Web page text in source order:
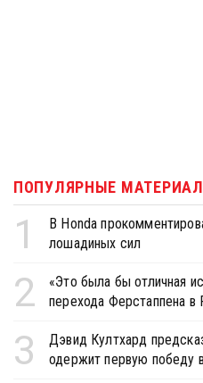
ПОПУЛЯРНЫЕ
1
В Honda
лошадиных сил
2
«Это была бы отличная
перехода Ферстаппена в
3
Дэвид Култхард
одержит первую победу